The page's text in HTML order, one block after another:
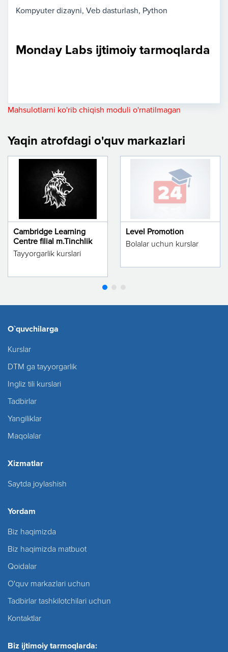
Kompyuter dizayni Veb dasturlash Python
Monday Labs ijtimoiy tarmoqlarda
Mahsulotlarni ko'rib chiqish moduli o'rnatilmagan
Yaqin atrofdagi o'quv markazlari
Cambridge Learning
Centre filial m.Tinchlik
Tayyorgarlik kurslari
Level Promotion
Bolalar uchun kurslar
O`quvchilarga
Kurslar
DTM ga tayyorgarlik
Ingliz tili kurslari
Tadbirlar
Yangiliklar
Maqolalar
Xizmatlar
Saytda joylashish
Yordam
Biz haqimizda
Biz haqimizda matbuot
Qoidalar
O'quv markazlari uchun
Tadbirlar tashkilotchilari uchun
Kontaktlar
Biz ijtimoiy tarmoqlarda: